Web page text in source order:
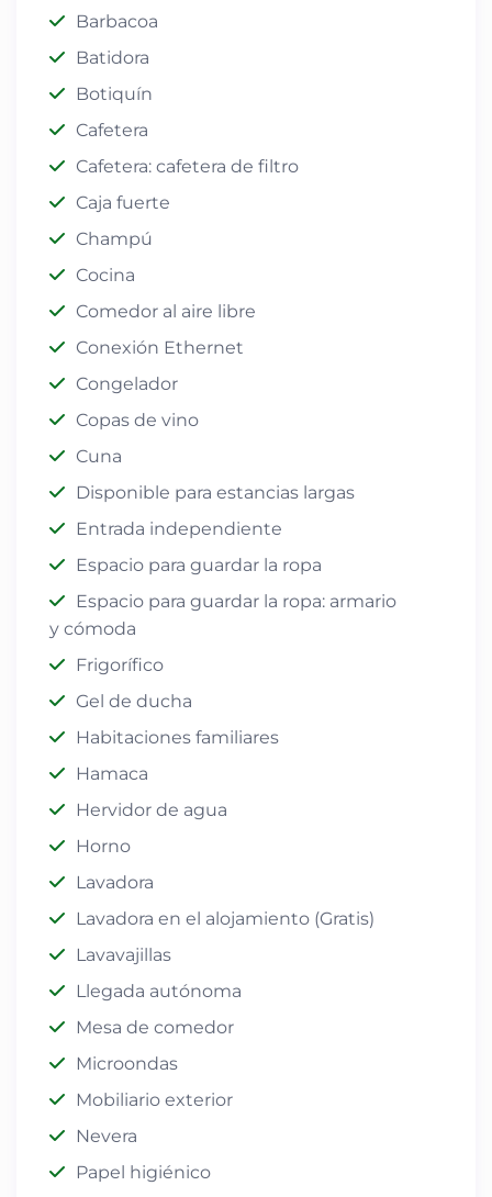
Barbacoa
Batidora
Botiquín
Cafetera
Cafetera: cafetera de filtro
Caja fuerte
Champú
Cocina
Comedor al aire libre
Conexión Ethernet
Congelador
Copas de vino
Cuna
Disponible para estancias largas
Entrada independiente
Espacio para guardar la ropa
Espacio para guardar la ropa: armario
y cómoda
Frigorífico
Gel de ducha
Habitaciones familiares
Hamaca
Hervidor de agua
Horno
Lavadora
Lavadora en el alojamiento (Gratis)
Lavavajillas
Llegada autónoma
Mesa de comedor
Microondas
Mobiliario exterior
Nevera
Papel higiénico